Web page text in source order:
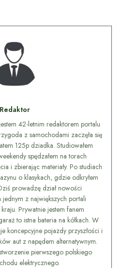
Redaktor
42-letnim redaktorem portalu
z samochodami zaczęła się
125p dziadka. Studiowałem
spędzałem na torach
i zbierając materiały. Po studiach
o klasykach, gdzie odkryłem
prowadzę dział nowości
z największych portali
Prywatnie jestem fanem
to istna bateria na kółkach. W
koncepcyjne pojazdy przyszłości i
aut z napędem alternatywnym.
pierwszego polskiego
elektrycznego.